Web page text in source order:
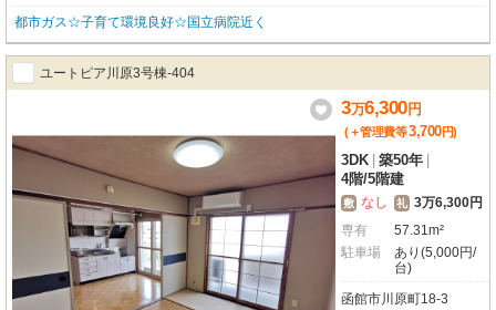
都市ガス☆子育て環境良好☆国立病院近く
ユートピア川原3号棟-404
3万6,300円
(＋管理費等3,700円)
3DK 築50年
4階/5階建
敷 なし 礼 3万6,300円
専有
57.31m²
駐車場
あり(5,000円/
台)
函館市川原町18-3